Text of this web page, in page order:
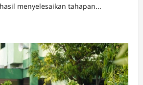
menyelesaikan tahapan...